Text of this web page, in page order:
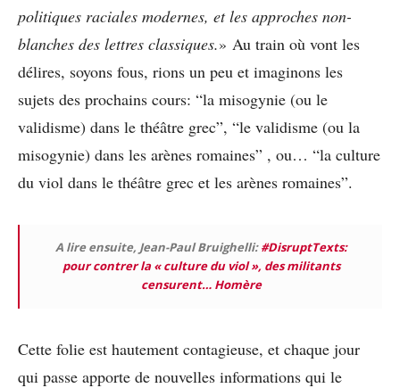
politiques raciales modernes, et les approches non-
blanches des lettres classiques.» Au train où vont les
délires, soyons fous, rions un peu et imaginons les
sujets des prochains cours: “la misogynie (ou le
validisme) dans le théâtre grec”, “le validisme (ou la
misogynie) dans les arènes romaines” , ou… “la culture
du viol dans le théâtre grec et les arènes romaines”.
A lire ensuite, Jean-Paul Bruighelli:#DisruptTexts:
pour contrer la « culture du viol », des militants
censurent… Homère
Cette folie est hautement contagieuse, et chaque jour
qui passe apporte de nouvelles informations qui le